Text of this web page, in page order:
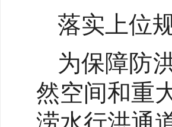
落实上位
为保障防
然空间和重